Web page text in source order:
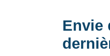
Envie